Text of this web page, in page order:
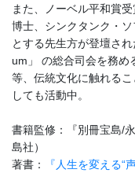
また、ノーベル平和賞
博士、シンクタンク・
とする先生方が登壇さ
um」 の総合司会を務め
等、伝統文化に触れる
しても活動中。
書籍監修：『別冊宝島/
島社）
著書：
『人生を変える“